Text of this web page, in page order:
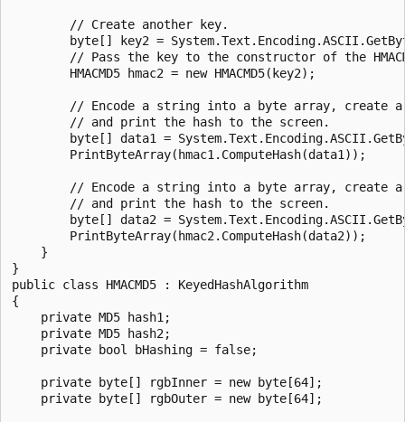
        // Create another key.
byte[] key2 =
// Pass the key to the constructor of the
        HMACMD5 hmac2 = new HMACMD5(key2);
// Encode a string into a byte array, create
        // and print the hash to the screen.
byte[] data1 =
        PrintByteArray(hmac1.ComputeHash(data1));
// Encode a string into a byte array, create
        // and print the hash to the screen.
byte[] data2 =
        PrintByteArray(hmac2.ComputeHash(data2));
    }
}
public class HMACMD5 : KeyedHashAlgorithm
{
    private MD5 hash1;
    private MD5 hash2;
    private bool bHashing = false;
    private byte[] rgbInner = new byte[64];
    private byte[] rgbOuter = new byte[64];